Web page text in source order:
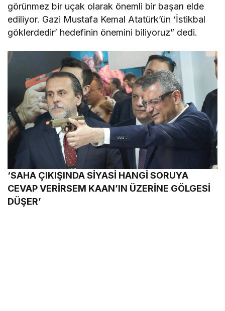
görünmez bir uçak olarak önemli bir başarı elde
ediliyor. Gazi Mustafa Kemal Atatürk’ün ‘İstikbal
göklerdedir’ hedefinin önemini biliyoruz” dedi.
‘SAHA ÇIKIŞINDA SİYASİ HANGİ SORUYA
CEVAP VERİRSEM KAAN’IN ÜZERİNE GÖLGESİ
DÜŞER’